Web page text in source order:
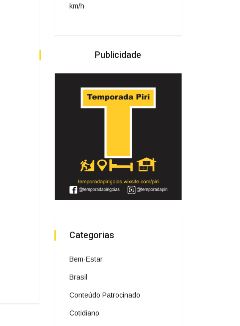
km/h
Publicidade
Categorias
Bem-Estar
Brasil
Conteúdo Patrocinado
Cotidiano